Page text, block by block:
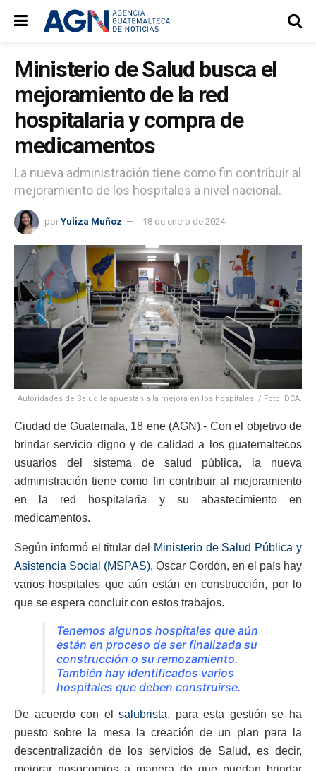
Ministerio de Salud busca el
mejoramiento de la red
hospitalaria y compra de
medicamentos
La nueva administración tiene como fin contribuir al
mejoramiento de los hospitales a nivel nacional.
por Yuliza Muñoz 18 de enero de 2024
Autoridades de Salud le apuestan a la mejora en los hospitales. / Foto: DCA.
Ciudad de Guatemala, 18 ene (AGN).- Con el objetivo de
brindar servicio digno y de calidad a los guatemaltecos
usuarios del sistema de salud pública, la nueva
administración tiene como fin contribuir al mejoramiento
en la red hospitalaria y su abastecimiento en
medicamentos.
Según informó el titular del
Ministerio de Salud Pública y
Asistencia Social (MSPAS), Oscar Cordón, en el país hay
varios hospitales que aún están en construcción, por lo
que se espera concluir con estos trabajos.
Tenemos algunos hospitales que aún
están en proceso de ser finalizada su
construcción o su remozamiento.
También hay identificados varios
hospitales que deben construirse.
De acuerdo con elsalubrista, para esta gestión se ha
puesto sobre la mesa la creación de un plan para la
descentralización de los servicios de Salud, es decir,